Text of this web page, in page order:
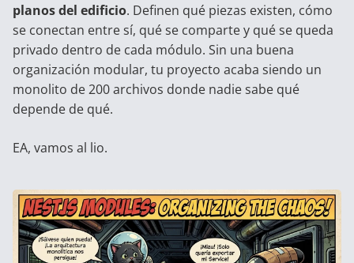
planos del edificio. Definen qué piezas existen, cómo
se conectan entre sí, qué se comparte y qué se queda
privado dentro de cada módulo. Sin una buena
organización modular, tu proyecto acaba siendo un
monolito de 200 archivos donde nadie sabe qué
depende de qué.
EA, vamos al lio.